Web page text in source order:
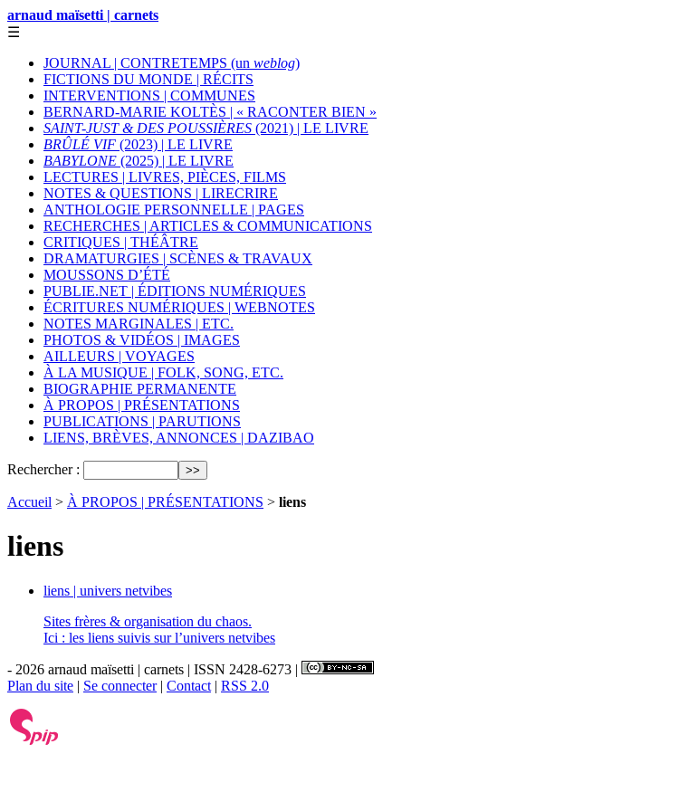
arnaud maïsetti | carnets
☰
JOURNAL | CONTRETEMPS (un weblog)
FICTIONS DU MONDE | RÉCITS
INTERVENTIONS | COMMUNES
BERNARD-MARIE KOLTÈS | « RACONTER BIEN »
SAINT-JUST & DES POUSSIÈRES (2021) | LE LIVRE
BRÛLÉ VIF (2023) | LE LIVRE
BABYLONE (2025) | LE LIVRE
LECTURES | LIVRES, PIÈCES, FILMS
NOTES & QUESTIONS | LIRECRIRE
ANTHOLOGIE PERSONNELLE | PAGES
RECHERCHES | ARTICLES & COMMUNICATIONS
CRITIQUES | THÉÂTRE
DRAMATURGIES | SCÈNES & TRAVAUX
MOUSSONS D’ÉTÉ
PUBLIE.NET | ÉDITIONS NUMÉRIQUES
ÉCRITURES NUMÉRIQUES | WEBNOTES
NOTES MARGINALES | ETC.
PHOTOS & VIDÉOS | IMAGES
AILLEURS | VOYAGES
À LA MUSIQUE | FOLK, SONG, ETC.
BIOGRAPHIE PERMANENTE
À PROPOS | PRÉSENTATIONS
PUBLICATIONS | PARUTIONS
LIENS, BRÈVES, ANNONCES | DAZIBAO
Rechercher :
Accueil > À PROPOS | PRÉSENTATIONS > liens
liens
liens | univers netvibes
Sites frères & organisation du chaos.
Ici : les liens suivis sur l’univers netvibes
- 2026 arnaud maïsetti | carnets | ISSN 2428-6273 |
Plan du site | Se connecter| Contact | RSS 2.0